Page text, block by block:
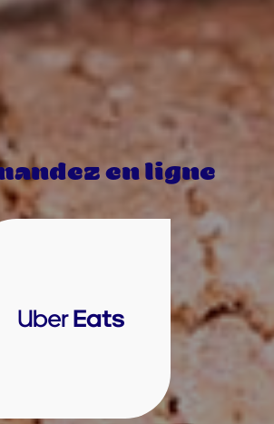
en ligne